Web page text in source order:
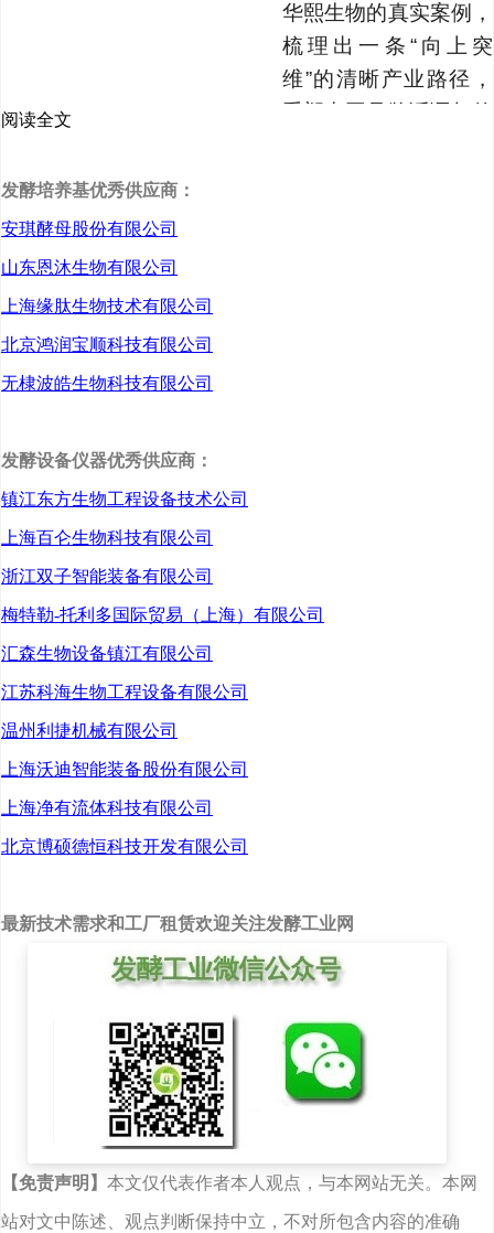
华熙生物的真实案例，
梳理出一条“向上突
维”的清晰产业路径，
赵燕从当下的热点话题
任何人，但会彻底改变
运，世界从来不是由单
一变量决定的，生命的
如此，系统论正在取代
单一变量，成为理解世
阅读全文
发酵培养基优秀供应商：
安琪酵母股份有限公司
山东恩沐生物有限公司
上海缘肽生物技术有限公司
北京鸿润宝顺科技有限公司
无棣波皓生物科技有限公司
发酵设备仪器优秀供应商：
镇江东方生物工程设备技术公司
上海百仑生物科技有限公司
浙江双子智能装备有限公司
梅特勒-托利多国际贸易（上海）有限公司
汇森生物设备镇江有限公司
江苏科海生物工程设备有限公司
温州利捷机械有限公司
上海沃迪智能装备股份有限公司
上海净有流体科技有限公司
北京博硕德恒科技开发有限公司
最新技术需求和工厂租赁欢迎关注发酵工业网
【免责声明】 本文仅代表作者本人观点，与本网站无关。本网
站对文中陈述、观点判断保持中立，不对所包含内容的准确